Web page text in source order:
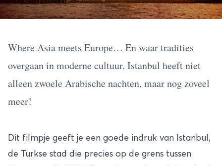
Where Asia meets Europe… En waar tradities
overgaan in moderne cultuur. Istanbul heeft niet
alleen zwoele Arabische nachten, maar nog zoveel
meer!
Dit filmpje geeft je een goede indruk van Istanbul ,
de Turkse stad die precies op de grens tussen